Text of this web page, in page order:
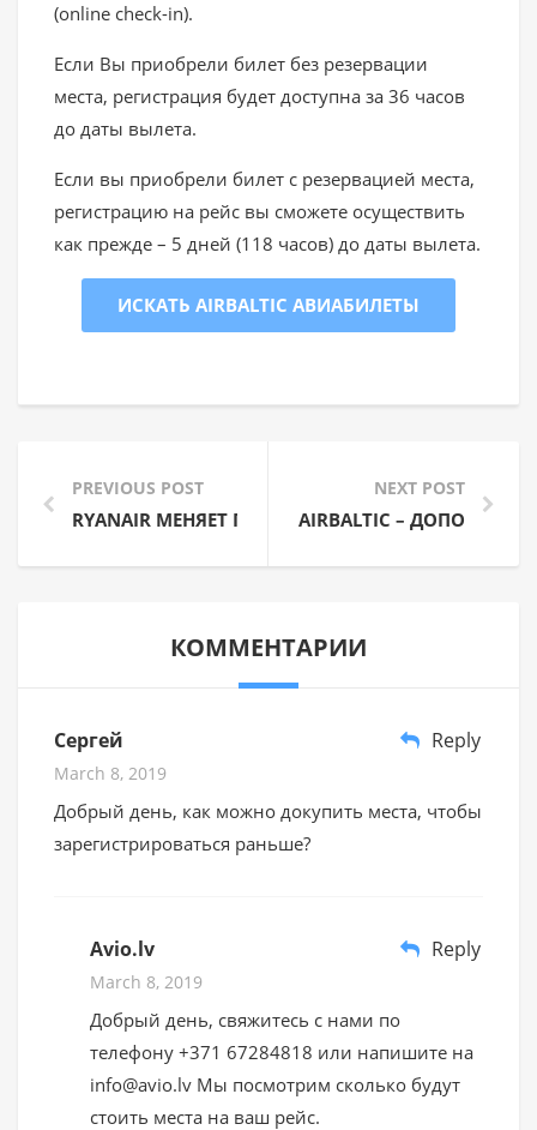
(online check-in).
Если Вы приобрели билет без резервации
места, регистрация будет доступна за 36 часов
до даты вылета.
Если вы приобрели билет с резервацией места,
регистрацию на рейс вы сможете осуществить
как прежде – 5 дней (118 часов) до даты вылета.
ИСКАТЬ AIRBALTIC АВИАБИЛЕТЫ
PREVIOUS POST
RYANAIR МЕНЯЕТ ПОЛИТИКУ
NEXT POST
AIRBALTIC –
КОММЕНТАРИИ
Сергей Reply
March 8, 2019
Добрый день, как можно докупить места, чтобы
зарегистрироваться раньше?
Avio.lv Reply
March 8, 2019
Добрый день, свяжитесь с нами по
телефону +371 67284818 или напишите на
info@avio.lv Мы посмотрим сколько будут
стоить места на ваш рейс.